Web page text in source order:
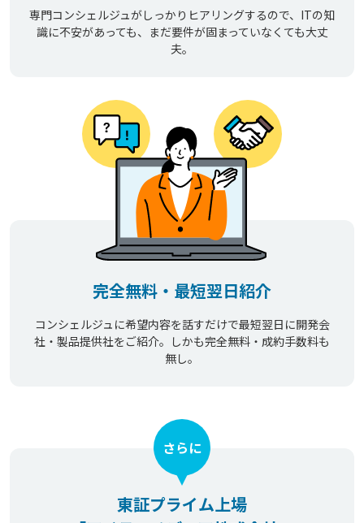
専門コンシェルジュがしっかりヒアリングするので、ITの知
識に不安があっても、まだ要件が固まっていなくても大丈
夫。
完全無料・最短翌日紹介
コンシェルジュに希望内容を話すだけで最短翌日に開発会
社・製品提供社をご紹介。しかも完全無料・成約手数料も
無し。
東証プライム上場
さらに